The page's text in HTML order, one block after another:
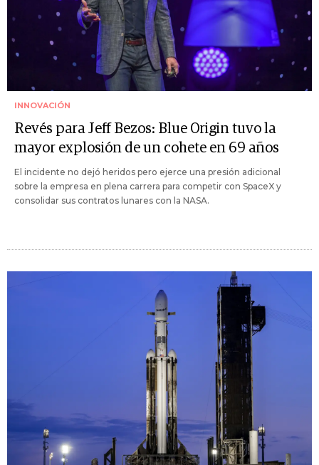
INNOVACIÓN
Revés para Jeff Bezos: Blue Origin tuvo la
mayor explosión de un cohete en 69 años
El incidente no dejó heridos pero ejerce una presión adicional
sobre la empresa en plena carrera para competir con SpaceX y
consolidar sus contratos lunares con la NASA.